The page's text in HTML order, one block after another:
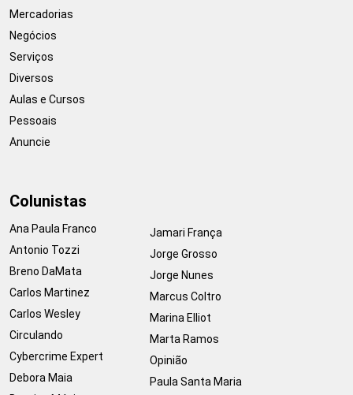
Mercadorias
Negócios
Serviços
Diversos
Aulas e Cursos
Pessoais
Anuncie
Colunistas
Ana Paula Franco
Antonio Tozzi
Breno DaMata
Carlos Martinez
Carlos Wesley
Circulando
Cybercrime Expert
Debora Maia
Jamari França
Jorge Grosso
Jorge Nunes
Marcus Coltro
Marina Elliot
Marta Ramos
Opinião
Paula Santa Maria